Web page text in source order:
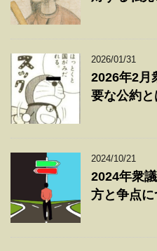
2026/01/31
2026年2月
要な公約と
2024/10/21
2024年衆
方と争点に